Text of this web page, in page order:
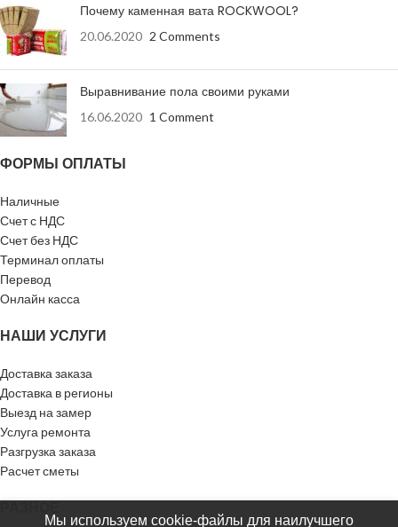
Почему каменная вата ROCKWOOL?
20.06.2020 2 Comments
Выравнивание пола своими руками
16.06.2020 1 Comment
ФОРМЫ ОПЛАТЫ
Наличные
Счет с НДС
Счет без НДС
Терминал оплаты
Перевод
Онлайн касса
НАШИ УСЛУГИ
Доставка заказа
Доставка в регионы
Выезд на замер
Услуга ремонта
Разгрузка заказа
Расчет сметы
РАЗНОЕ
Мы используем cookie-файлы для наилучшего